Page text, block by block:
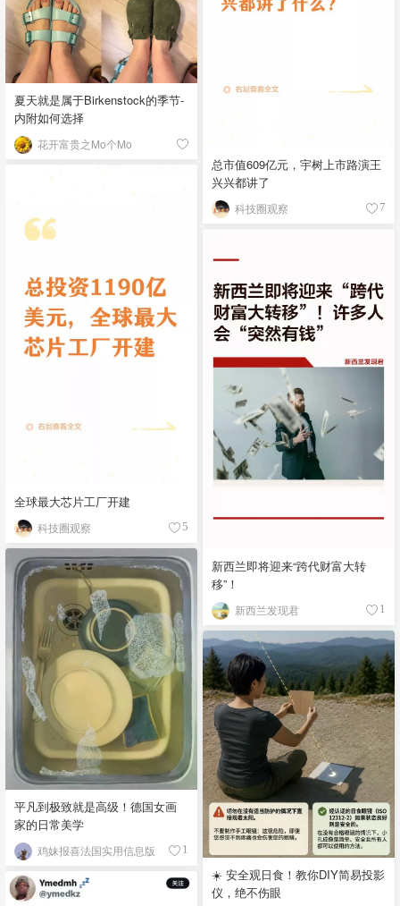
夏天就是属于Birkenstock的季节-
内附如何选择
花开富贵之Mo个Mo
总市值609亿元，宇树上市路演王
兴兴都讲了
科技圈观察 7
全球最大芯片工厂开建
科技圈观察 5
新西兰即将迎来“跨代财富大转
移”！
新西兰发现君 1
平凡到极致就是高级！德国女画
家的日常美学
鸡妹报喜法国实用信息版 1
☀️ 安全观日食！教你DIY简易投影
仪，绝不伤眼